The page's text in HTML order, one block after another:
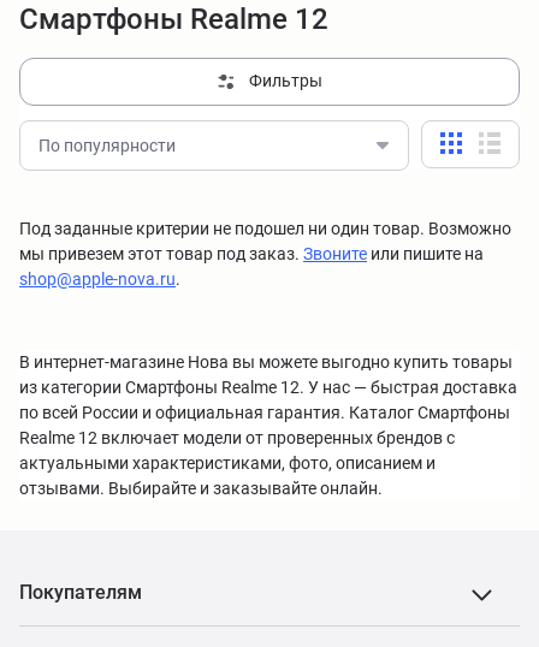
Смартфоны Realme 12
Фильтры
По популярности
Под заданные критерии не подошел ни один товар. Возможно
мы привезем этот товар под заказ. Звоните или пишите на
shop@apple-nova.ru.
В интернет-магазине Нова вы можете выгодно купить товары
из категории Смартфоны Realme 12. У нас — быстрая доставка
по всей России и официальная гарантия. Каталог Смартфоны
Realme 12 включает модели от проверенных брендов с
актуальными характеристиками, фото, описанием и
отзывами. Выбирайте и заказывайте онлайн.
Покупателям